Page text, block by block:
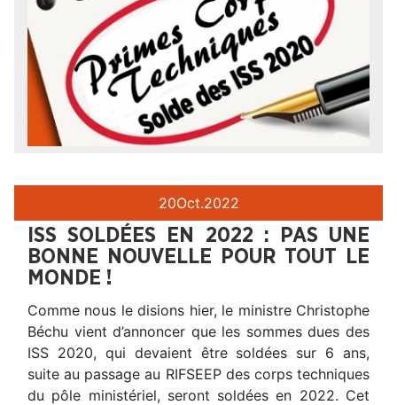
20Oct.2022
ISS SOLDÉES EN 2022 : PAS UNE
BONNE NOUVELLE POUR TOUT LE
MONDE !
Comme nous le disions hier, le ministre Christophe
Béchu vient d’annoncer que les sommes dues des
ISS 2020, qui devaient être soldées sur 6 ans,
suite au passage au RIFSEEP des corps techniques
du pôle ministériel, seront soldées en 2022. Cet